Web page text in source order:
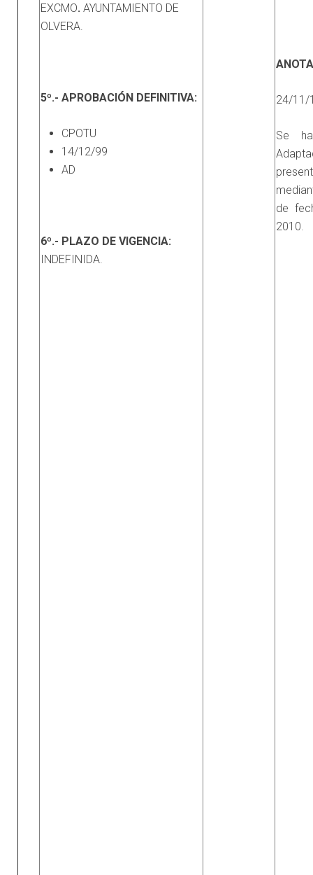
EXCMO. AYUNTAMIENTO DE
OLVERA.
5º.- APROBACIÓN DEFINITIVA:
CPOTU
14/12/99
AD
6º.- PLAZO DE VIGENCIA:
INDEFINIDA.
24/11/
Se
de
2010.